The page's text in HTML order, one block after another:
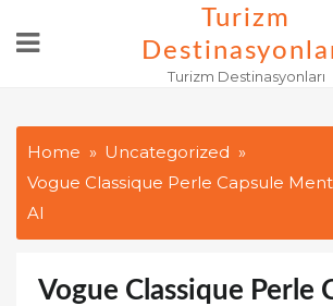
Turizm
Turizm Destinasyonları
Home
Uncategorized
Vogue Classique Perle Capsule
Al
Vogue Classique Perle